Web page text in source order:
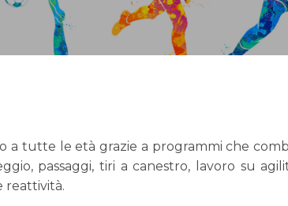
a tutte le età grazie a programmi che
passaggi, tiri a canestro, lavoro su
reattività.